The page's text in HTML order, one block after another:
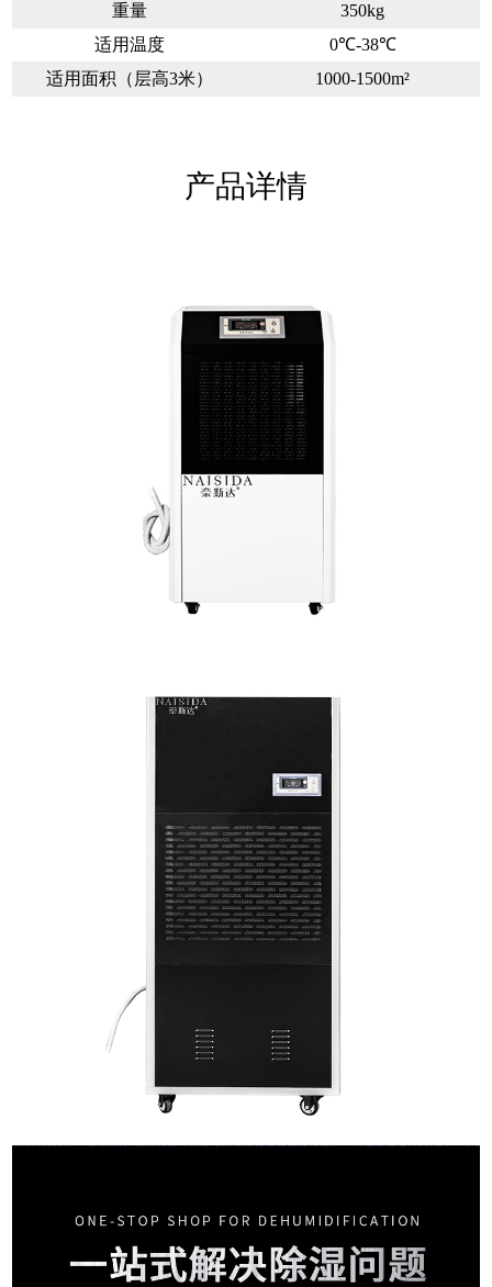
重量
适用温度
适用面积（层高3米）
350kg
0℃-38℃
1000-1500m²
产品详情